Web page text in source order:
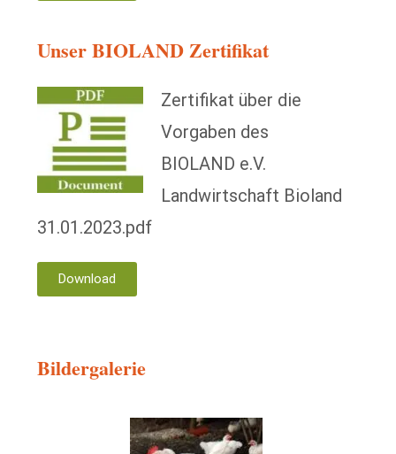
Unser BIOLAND Zertifikat
Zertifikat über die
Vorgaben des
BIOLAND e.V.
Landwirtschaft Bioland
31.01.2023.pdf
Download
Bildergalerie